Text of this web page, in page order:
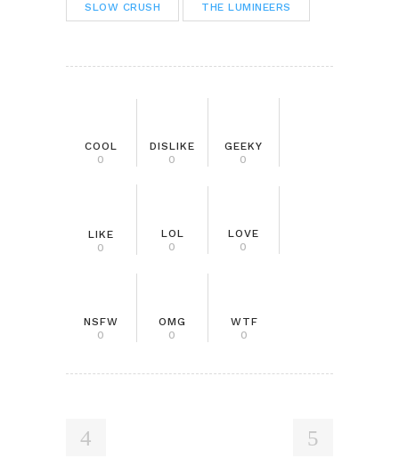
SLOW CRUSH THE LUMINEERS
COOL
0
DISLIKE
0
GEEKY
0
LIKE
0
LOL
0
LOVE
0
NSFW
0
OMG
0
WTF
0